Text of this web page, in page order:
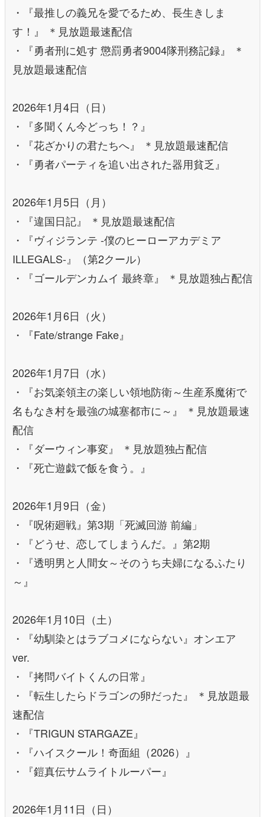
・『最推しの義兄を愛でるため、長生きしま
す！』 ＊見放題最速配信
・『勇者刑に処す 懲罰勇者9004隊刑務記録』 ＊
見放題最速配信
2026年1月4日（日）
・『多聞くん今どっち！？』
・『花ざかりの君たちへ』 ＊見放題最速配信
・『勇者パーティを追い出された器用貧乏』
2026年1月5日（月）
・『違国日記』 ＊見放題最速配信
・『ヴィジランテ -僕のヒーローアカデミア
ILLEGALS-』（第2クール）
・『ゴールデンカムイ 最終章』 ＊見放題独占配信
2026年1月6日（火）
・『Fate/strange Fake』
2026年1月7日（水）
・『お気楽領主の楽しい領地防衛～生産系魔術で
名もなき村を最強の城塞都市に～』 ＊見放題最速
配信
・『ダーウィン事変』 ＊見放題独占配信
・『死亡遊戯で飯を食う。』
2026年1月9日（金）
・『呪術廻戦』第3期「死滅回游 前編」
・『どうせ、恋してしまうんだ。』第2期
・『透明男と人間女～そのうち夫婦になるふたり
～』
2026年1月10日（土）
・『幼馴染とはラブコメにならない』オンエア
ver.
・『拷問バイトくんの日常』
・『転生したらドラゴンの卵だった』 ＊見放題最
速配信
・『TRIGUN STARGAZE』
・『ハイスクール！奇面組（2026）』
・『鎧真伝サムライトルーパー』
2026年1月11日（日）